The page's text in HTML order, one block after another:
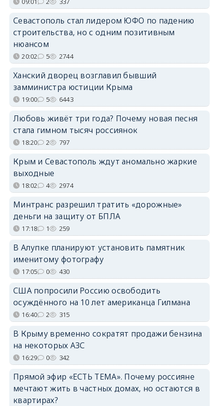
Севастополь стал лидером ЮФО по падению
строительства, но с одним позитивным
нюансом
20:02 5 2744
Ханский дворец возглавил бывший
замминистра юстиции Крыма
19:00 5 6443
Любовь живёт три года? Почему новая песня
стала гимном тысяч россиянок
18:20 2 797
Крым и Севастополь ждут аномально жаркие
выходные
18:02 4 2974
Минтранс разрешил тратить «дорожные»
деньги на защиту от БПЛА
17:18 1 259
В Алупке планируют установить памятник
именитому фотографу
17:05 0 430
США попросили Россию освободить
осуждённого на 10 лет американца Гилмана
16:40 2 315
В Крыму временно сократят продажи бензина
на некоторых АЗС
16:29 0 342
Прямой эфир «ЕСТЬ ТЕМА». Почему россияне
мечтают жить в частных домах, но остаются в
квартирах?